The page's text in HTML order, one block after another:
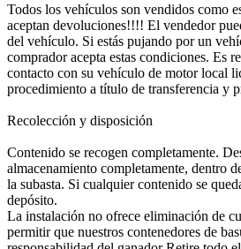
Todos los vehículos son vendidos como
aceptan devoluciones!!!! El vendedor
del vehículo. Si estás pujando por un
comprador acepta estas condiciones. Es
contacto con su vehículo de motor local
procedimiento a título de transferencia y
Recolección y disposición
Contenido se recogen completamente.
almacenamiento completamente, dentro
la subasta. Si cualquier contenido se
depósito.
La instalación no ofrece eliminación de
permitir que nuestros contenedores de